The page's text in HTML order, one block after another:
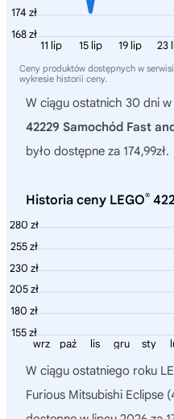
174 zł
168 zł
23
19 lip
15 lip
11 lip
Ceny produktów dostępnych w
wykresie historii ceny.
W ciągu ostatnich 30 dni w
42229 Samochód Fast
było dostępne za 174,99zł.
Historia ceny LEGO®
280 zł
255 zł
230 zł
205 zł
180 zł
155 zł
sty
gru
lis
paź
wrz
W ciągu ostatniego roku
Furious Mitsubishi Eclipse